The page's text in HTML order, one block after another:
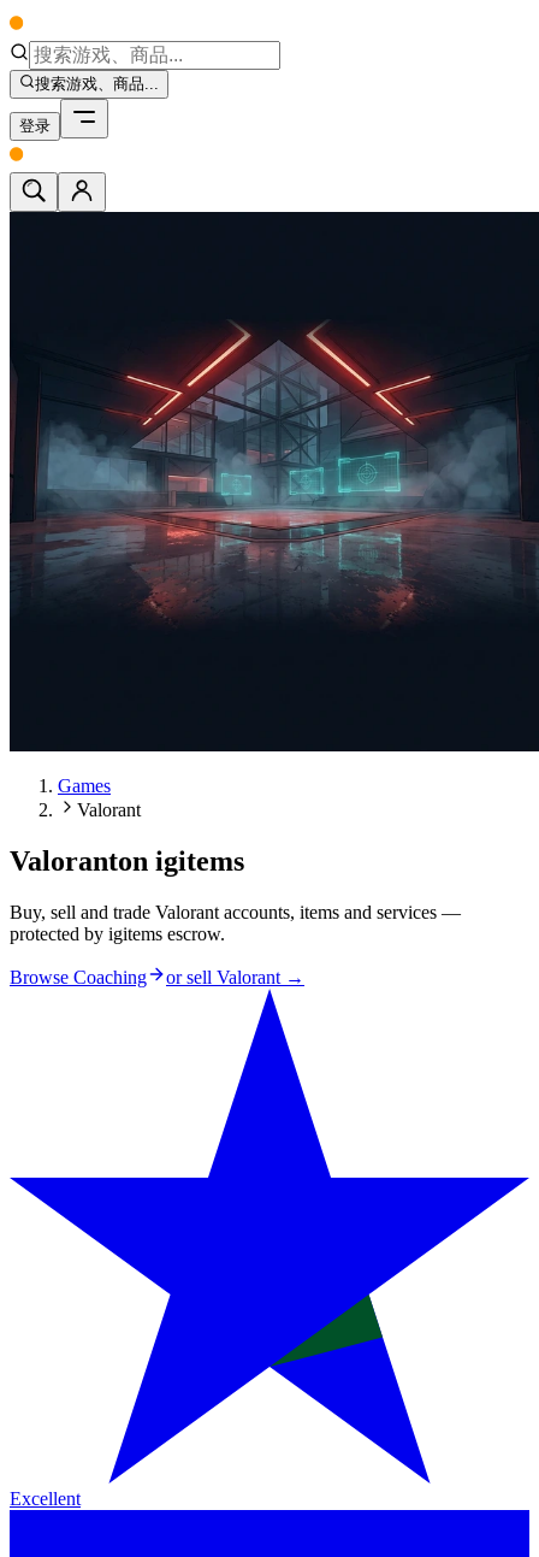
搜索游戏、商品...
登录
Games
Valorant
Valoranton igitems
Buy, sell and trade Valorant accounts, items and services —
protected by igitems escrow.
Browse Coaching or sell Valorant →
Excellent